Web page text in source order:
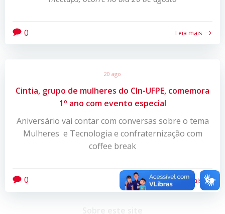
0 Leia mais
20 ago
Cintia, grupo de mulheres do CIn-UFPE, comemora
1º ano com evento especial
Aniversário vai contar com conversas sobre o tema
Mulheres e Tecnologia e confraternização com
coffee break
0 Leia mais